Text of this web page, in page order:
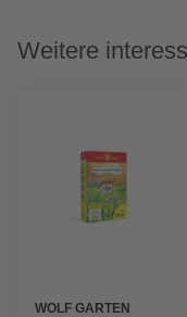
Weitere
WOLF GARTEN